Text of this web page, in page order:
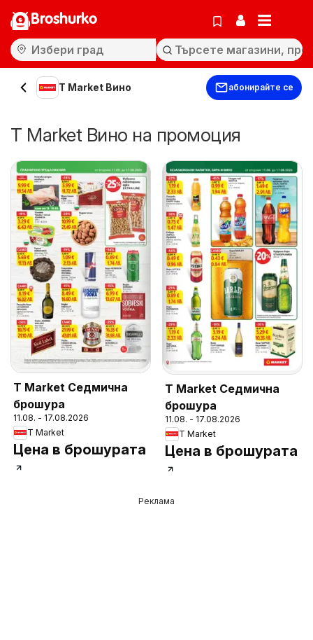
Broshurko
T Market Вино абонирайте се
T Market Вино на промоция
T Market Седмична
брошура
11.08. - 17.08.2026
T Market
Цена в брошурата
T Market Седмична
брошура
11.08. - 17.08.2026
T Market
Цена в брошурата
Реклама